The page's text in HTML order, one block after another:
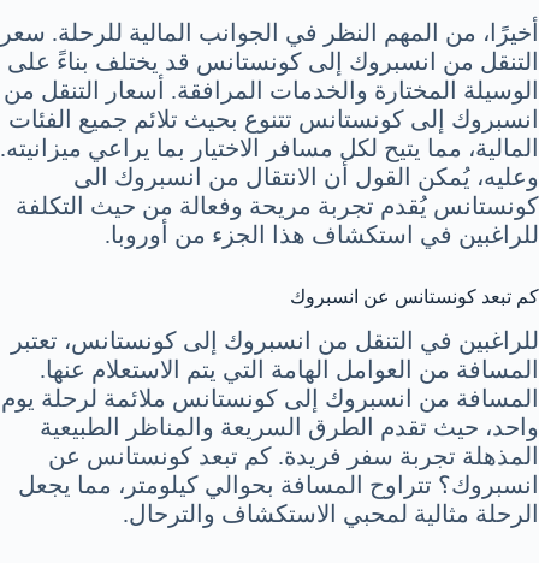
أخيرًا، من المهم النظر في الجوانب المالية للرحلة. سعر
التنقل من انسبروك إلى كونستانس قد يختلف بناءً على
الوسيلة المختارة والخدمات المرافقة. أسعار التنقل من
انسبروك إلى كونستانس تتنوع بحيث تلائم جميع الفئات
المالية، مما يتيح لكل مسافر الاختيار بما يراعي ميزانيته.
وعليه، يُمكن القول أن الانتقال من انسبروك الى
كونستانس يُقدم تجربة مريحة وفعالة من حيث التكلفة
للراغبين في استكشاف هذا الجزء من أوروبا.
كم تبعد كونستانس عن انسبروك
للراغبين في التنقل من انسبروك إلى كونستانس، تعتبر
المسافة من العوامل الهامة التي يتم الاستعلام عنها.
المسافة من انسبروك إلى كونستانس ملائمة لرحلة يوم
واحد، حيث تقدم الطرق السريعة والمناظر الطبيعية
المذهلة تجربة سفر فريدة. كم تبعد كونستانس عن
انسبروك؟ تتراوح المسافة بحوالي كيلومتر، مما يجعل
الرحلة مثالية لمحبي الاستكشاف والترحال.